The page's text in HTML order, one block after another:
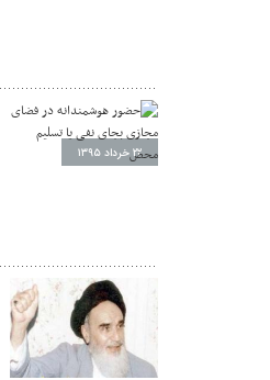
۲۲ خرداد ۱۳۹۵